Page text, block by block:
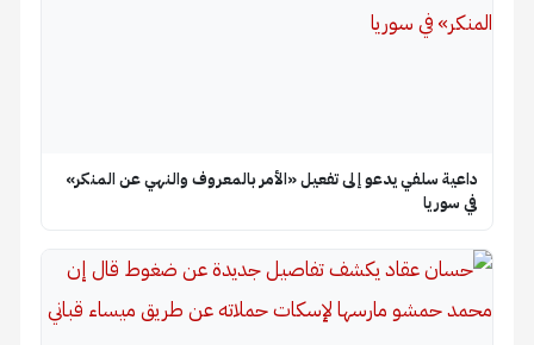
داعية سلفي يدعو إلى تفعيل «الأمر بالمعروف والنهي عن المنكر»
في سوريا